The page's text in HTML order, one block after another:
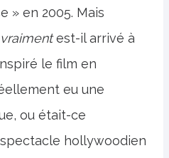
» en 2005. Mais
vraimentest-il arrivé à
le film en
eu une
ou était-ce
hollywoodien